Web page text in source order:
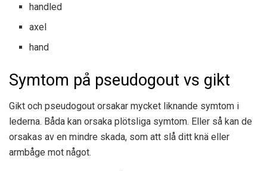
handled
axel
hand
Symtom på pseudogout vs gikt
Gikt och pseudogout orsakar mycket liknande symtom i
lederna. Båda kan orsaka plötsliga symtom. Eller så kan de
orsakas av en mindre skada, som att slå ditt knä eller
armbåge mot något.